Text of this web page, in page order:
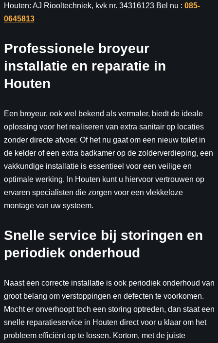
Houten: AJ Riooltechniek, kvk nr. 34316123 Bel nu : 085-
0645813
Professionele broyeur
installatie en reparatie in
Houten
Een broyeur, ook wel bekend als vermaler, biedt de ideale
oplossing voor het realiseren van extra sanitair op locaties
zonder directe afvoer. Of het nu gaat om een nieuw toilet in
de kelder of een extra badkamer op de zolderverdieping, een
vakkundige installatie is essentieel voor een veilige en
optimale werking. In Houten kunt u hiervoor vertrouwen op
ervaren specialisten die zorgen voor een vlekkeloze
montage van uw systeem.
Snelle service bij storingen en
periodiek onderhoud
Naast een correcte installatie is ook periodiek onderhoud van
groot belang om verstoppingen en defecten te voorkomen.
Mocht er onverhoopt toch een storing optreden, dan staat een
snelle reparatieservice in Houten direct voor u klaar om het
probleem efficiënt op te lossen. Kortom, met de juiste